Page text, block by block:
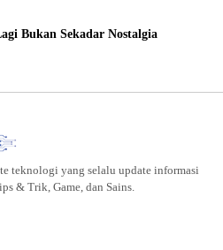
Bukan Sekadar Nostalgia
teknologi yang selalu update informasi
& Trik, Game, dan Sains.